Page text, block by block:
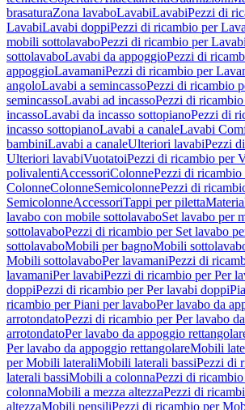
brasaturaZona lavaboLavabiLavabiPezzi di
LavabiLavabi doppiPezzi di ricambio per
mobili sottolavaboPezzi di ricambio per
sottolavaboLavabi da appoggioPezzi di
appoggioLavamaniPezzi di ricambio per
angoloLavabi a semincassoPezzi di ricambio
semincassoLavabi ad incassoPezzi di
incassoLavabi da incasso sottopianoPezzi di
incasso sottopianoLavabi a canaleLavabi
bambiniLavabi a canaleUlteriori lavabiPezzi
Ulteriori lavabiVuotatoiPezzi di ricambio per
polivalentiAccessoriColonnePezzi di ricambio
ColonneColonneSemicolonnePezzi di
SemicolonneAccessoriTappi per piletta
lavabo con mobile sottolavaboSet lavabo per
sottolavaboPezzi di ricambio per Set lavabo
sottolavaboMobili per bagnoMobili
Mobili sottolavaboPer lavamaniPezzi di
lavamaniPer lavabiPezzi di ricambio per Per
doppiPezzi di ricambio per Per lavabi doppi
ricambio per Piani per lavaboPer lavabo da
arrotondatoPezzi di ricambio per Per lavabo
arrotondatoPer lavabo da appoggio
Per lavabo da appoggio rettangolareMobili
per Mobili lateraliMobili laterali bassiPezzi di
laterali bassiMobili a colonnaPezzi di
colonnaMobili a mezza altezzaPezzi di
altezzaMobili pensiliPezzi di ricambio per